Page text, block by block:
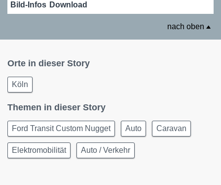
Bild-Infos Download
nach oben
Orte in dieser Story
Köln
Themen in dieser Story
Ford Transit Custom Nugget Auto Caravan
Elektromobilität Auto / Verkehr